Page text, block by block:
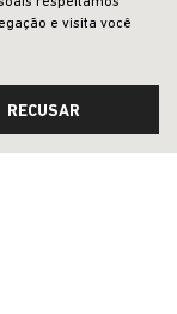
e visita você
RECUSAR